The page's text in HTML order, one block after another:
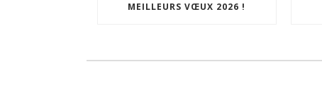
MEILLEURS VŒUX 2026 !